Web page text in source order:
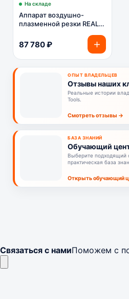
На складе
Аппарат воздушно-
плазменной резки REAL
87 780 ₽
ОПЫТ ВЛАДЕЛЬЦЕВ
Отзывы наших
Реальные истории
Tools.
Смотреть отзывы →
БАЗА ЗНАНИЙ
Обучающий
Выберите подходящий
практическая база
Открыть обучающий
Связаться с намиПоможем с